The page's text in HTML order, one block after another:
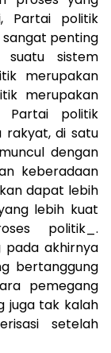
Partai politik
sangat penting
suatu sistem
merupakan
merupakan
Partai politik
rakyat, di satu
dengan
keberadaan
dapat lebih
lebih kuat
politik_.
pada akhirnya
bertanggung
pemegang
juga tak kalah
setelah